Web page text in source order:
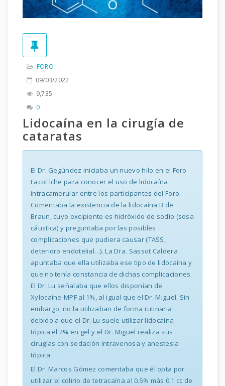
FORO
09/03/2022
9,735
0
Lidocaína en la cirugía de
cataratas
El Dr. Gegúndez iniciaba un nuevo hilo en el Foro
FacoElche para conocer el uso de lidocaína
intracamerular entre los participantes del Foro.
Comentaba la existencia de la lidocaína B de
Braun, cuyo excipiente es hidróxido de sodio (sosa
cáustica) y preguntaba por las posibles
complicaciones que pudiera causar (TASS,
deterioro endotelial…). La Dra. Sassot Caldera
apuntaba que ella utilizaba ese tipo de lidocaína y
que no tenía constancia de dichas complicaciones.
El Dr. Lu señalaba que ellos disponían de
Xylocaine-MPF al 1%, al igual que el Dr. Miguel. Sin
embargo, no la utilizaban de forma rutinaria
debido a que el Dr. Lu suele utilizar lidocaína
tópica el 2% en gel y el Dr. Miguel realiza sus
cirugías con sedación intravenosa y anestesia
tópica.
El Dr. Marcos Gómez comentaba que él opta por
utilizar el colirio de tetracaína al 0.5% más 0.1 cc de